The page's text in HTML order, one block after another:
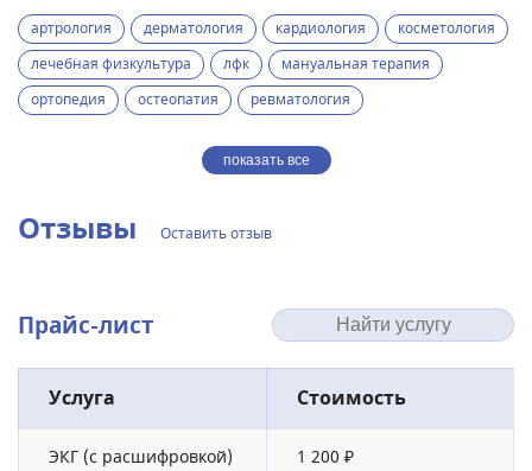
артрология дерматология кардиология
косметология
лечебная физкультура
лфк
мануальная терапия
ортопедия
остеопатия ревматология
показать все
Отзывы Оставить отзыв
Прайс-лист
Услуга Стоимость
ЭКГ (с расшифровкой) 1 200 ₽